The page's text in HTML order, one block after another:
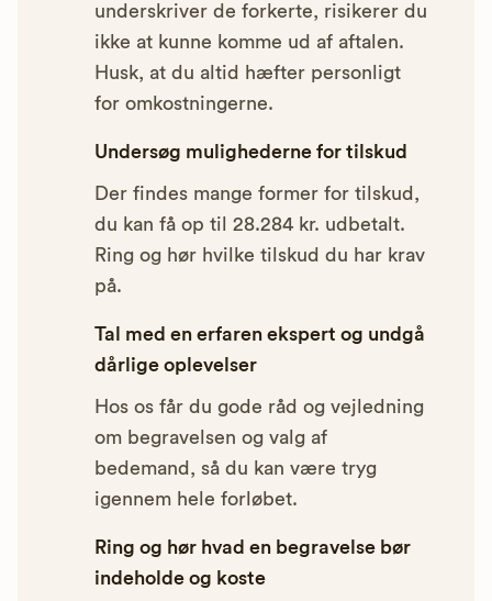
underskriver de forkerte, risikerer du
ikke at kunne komme ud af aftalen.
Husk, at du altid hæfter personligt
for omkostningerne.
Undersøg mulighederne for tilskud
Der findes mange former for tilskud,
du kan få op til 28.284 kr. udbetalt.
Ring og hør hvilke tilskud du har krav
på.
Tal med en erfaren ekspert og undgå
dårlige oplevelser
Hos os får du gode råd og vejledning
om begravelsen og valg af
bedemand, så du kan være tryg
igennem hele forløbet.
Ring og hør hvad en begravelse bør
indeholde og koste